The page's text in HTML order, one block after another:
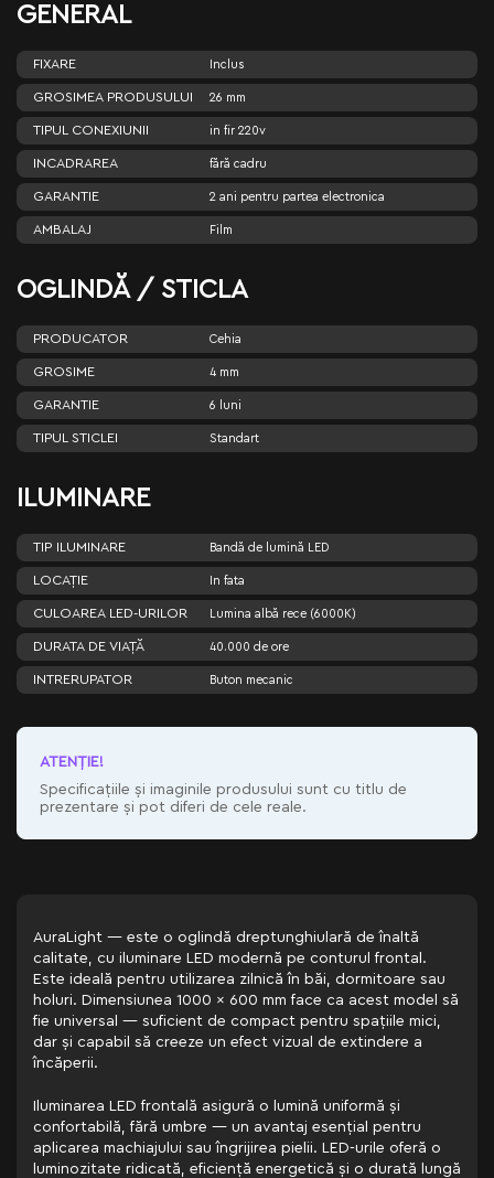
GENERAL
FIXARE Inclus
GROSIMEA PRODUSULUI 26 mm
TIPUL CONEXIUNII in fir 220v
INCADRAREA fără cadru
GARANTIE 2 ani pentru partea electronica
AMBALAJ Film
OGLINDĂ / STICLA
PRODUCATOR Cehia
GROSIME 4 mm
GARANTIE 6 luni
TIPUL STICLEI Standart
ILUMINARE
TIP ILUMINARE Bandă de lumină LED
LOCAȚIE In fata
CULOAREA LED-URILOR Lumina albă rece (6000K)
DURATA DE VIAȚĂ 40.000 de ore
INTRERUPATOR Buton mecanic
ATENŢIE!
Specificațiile și imaginile produsului sunt cu titlu de
prezentare și pot diferi de cele reale.
AuraLight — este o oglindă dreptunghiulară de înaltă
calitate, cu iluminare LED modernă pe conturul frontal.
Este ideală pentru utilizarea zilnică în băi, dormitoare sau
holuri. Dimensiunea 1000 x 600 mm face ca acest model să
fie universal — suficient de compact pentru spațiile mici,
dar și capabil să creeze un efect vizual de extindere a
încăperii.
Iluminarea LED frontală asigură o lumină uniformă și
confortabilă, fără umbre — un avantaj esențial pentru
aplicarea machiajului sau îngrijirea pielii. LED-urile oferă o
luminozitate ridicată, eficiență energetică și o durată lungă